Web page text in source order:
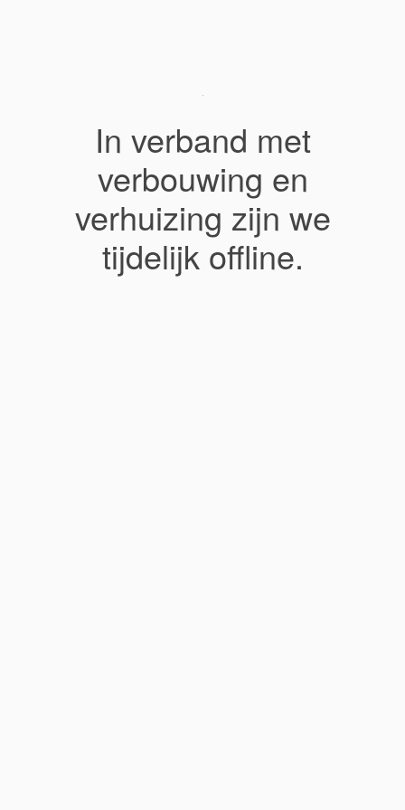
In verband met
verbouwing en
verhuizing zijn we
tijdelijk offline.